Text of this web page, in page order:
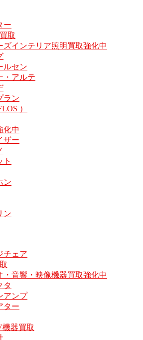
ー
取
ズインテリア照明買取強化中
ルセン
・アルテ
ラン
）
化中
ザー
ト
ン
ン
チェア
・音響・映像機器買取強化中
タ
アンプ
ター
器買取